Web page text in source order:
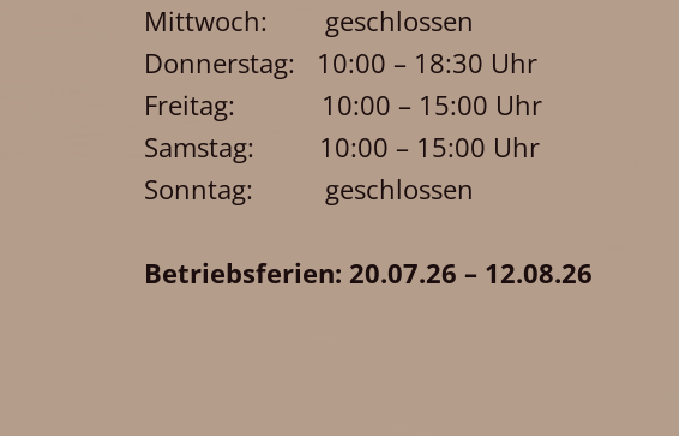
Mittwoch: geschlossen
Donnerstag: 10:00 – 18:30 Uhr
Freitag: 10:00 – 15:00 Uhr
Samstag: 10:00 – 15:00 Uhr
Sonntag: geschlossen
Betriebsferien: 20.07.26 – 12.08.26